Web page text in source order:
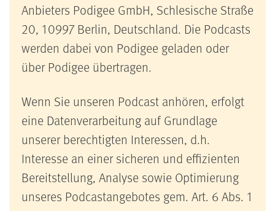
Anbieters Podigee GmbH, Schlesische Straße
20, 10997 Berlin, Deutschland. Die Podcasts
werden dabei von Podigee geladen oder
über Podigee übertragen.
Wenn Sie unseren Podcast anhören, erfolgt
eine Datenverarbeitung auf Grundlage
unserer berechtigten Interessen, d.h.
Interesse an einer sicheren und effizienten
Bereitstellung, Analyse sowie Optimierung
unseres Podcastangebotes gem. Art. 6 Abs. 1